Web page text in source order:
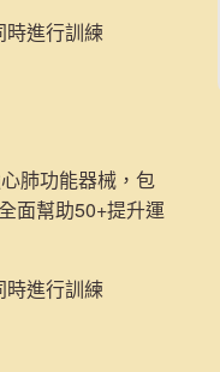
時進行訓練
肺功能器械，包
面幫助50+提升運
時進行訓練